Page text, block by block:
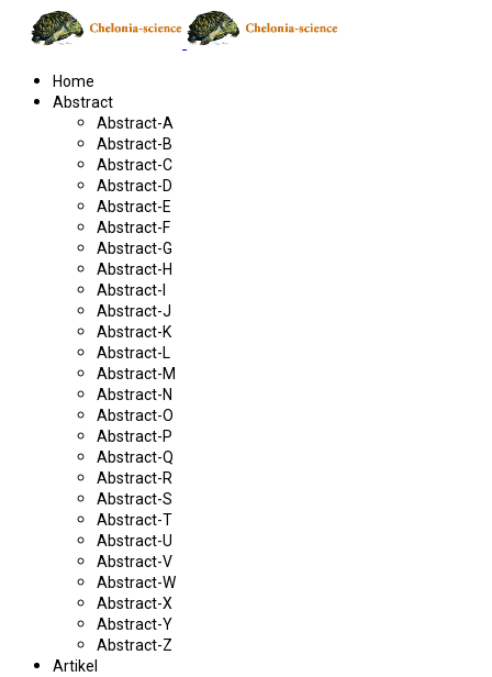
Home
Abstract
Abstract-A
Abstract-B
Abstract-C
Abstract-D
Abstract-E
Abstract-F
Abstract-G
Abstract-H
Abstract-I
Abstract-J
Abstract-K
Abstract-L
Abstract-M
Abstract-N
Abstract-O
Abstract-P
Abstract-Q
Abstract-R
Abstract-S
Abstract-T
Abstract-U
Abstract-V
Abstract-W
Abstract-X
Abstract-Y
Abstract-Z
Artikel